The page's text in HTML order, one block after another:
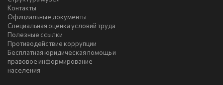
Контакты
Официальные документы
Специальная оценка условий труда
Полезные ссылки
Противодействие коррупции
Бесплатная юридическая помощь и
правовое информирование
населения